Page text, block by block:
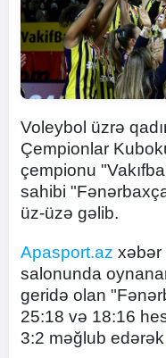
Voleybol üzrə
Çempionlar
çempionu
sahibi
üz-üzə gəlib.
Apasport.az xəbər
salonunda
geridə olan
25:18 və 18:16
3:2 məğlub